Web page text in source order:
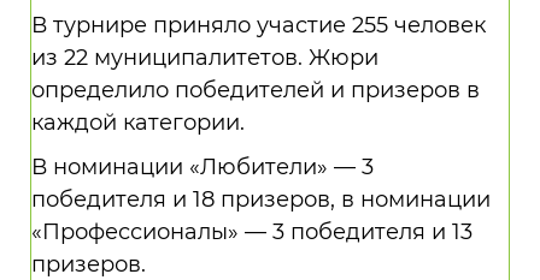
В турнире приняло участие 255 человек
из 22 муниципалитетов. Жюри
определило победителей и призеров в
каждой категории.
В номинации «Любители» — 3
победителя и 18 призеров, в номинации
«Профессионалы» — 3 победителя и 13
призеров.